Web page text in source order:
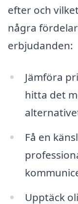
efter och
några
erbjudanden:
Jämföra
hitta det
Få en
Upptäck